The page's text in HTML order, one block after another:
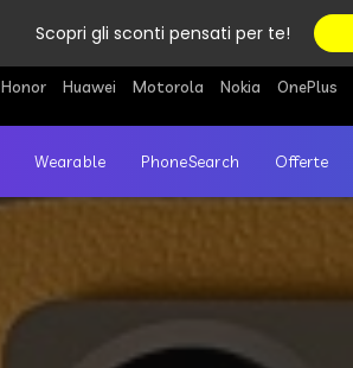
Scopri gli sconti pensati per te!
Honor Huawei Motorola Nokia OnePlus
Wearable PhoneSearch Offerte